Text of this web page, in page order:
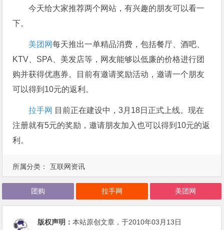
今天给大家推荐两个网站，有兴趣的朋友可以看一
下。
美团网每天推出一单精品消费，包括餐厅、酒吧、
KTV、SPA、美发店等，网友能够以低廉的价格进行团
购并获得优惠券。目前有邀请奖励活动，邀请一个朋友
可以得到10元的返利。
拉手网 目前正在建设中，3月18日正式上线。现在
注册就有5元的奖励，邀请朋友加入也可以得到10元的返
利。
所属分类： 互联网资讯
团购 拉手网 美团网
版权声明：本站原创文章，于2010年03月13日